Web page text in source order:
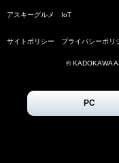
アスキーグルメ IoT
サイトポリシー プライバシーポリ
© KADOKAWA
PC